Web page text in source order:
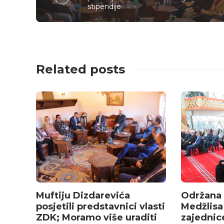
stipendije
Related posts
Muftiju Dizdarevića
posjetili predstavnici vlasti
ZDK; Moramo više uraditi